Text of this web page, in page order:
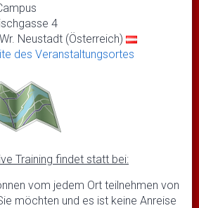
4
Neustadt (Österreich)
des Veranstaltungsortes
Training findet statt bei:
vom jedem Ort teilnehmen von
möchten und es ist keine Anreise